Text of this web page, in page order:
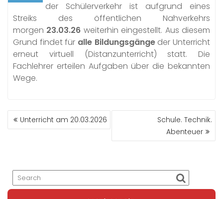
der Schülerverkehr ist aufgrund eines
Streiks des öffentlichen Nahverkehrs
morgen 23.03.26 weiterhin eingestellt. Aus diesem
Grund findet für alle Bildungsgängeder Unterricht
erneut virtuell (Distanzunterricht) statt. Die
Fachlehrer erteilen Aufgaben über die bekannten
Wege.
BEITRAGS-
NAVIGATION
Unterricht am 20.03.2026
Schule. Technik.
Abenteuer